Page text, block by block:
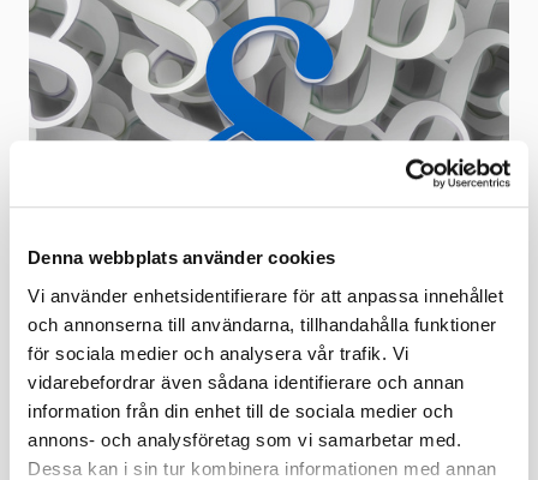
Denna webbplats använder cookies
Vi använder enhetsidentifierare för att anpassa innehållet
och annonserna till användarna, tillhandahålla funktioner
för sociala medier och analysera vår trafik. Vi
vidarebefordrar även sådana identifierare och annan
information från din enhet till de sociala medier och
annons- och analysföretag som vi samarbetar med.
Dessa kan i sin tur kombinera informationen med annan